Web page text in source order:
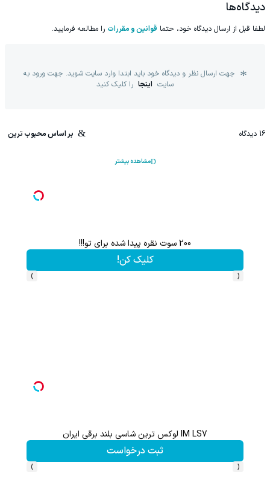
دیدگاه‌ها
لطفا قبل از ارسال دیدگاه خود، حتما قوانین و مقررات را مطالعه فرمایید.
جهت ارسال نظر و دیدگاه خود باید ابتدا وارد سایت شوید. جهت ورود به
سایت اینجا را کلیک کنید
16 دیدگاه بر اساس محبوب ترین
مشاهده بیشتر
هم سرمایه گذاری میکنی هم نقره هدیه میگیری ؛ثبت نام کن
کلیک کن!
‹
›
ثبت نام کن؛خرید کن؛نقره ببر
کلیک کن!
‹
›